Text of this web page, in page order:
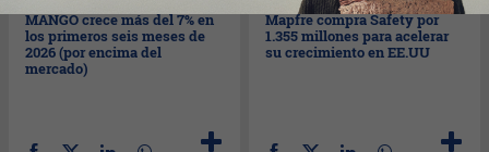
MANGO crece más del 7% en
los primeros seis meses de
2026 (por encima del
mercado)
Mapfre compra Safety por
1.355 millones para acelerar
su crecimiento en EE.UU